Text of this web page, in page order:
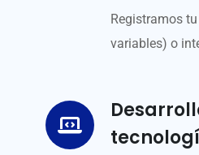
Registramos
variables) o